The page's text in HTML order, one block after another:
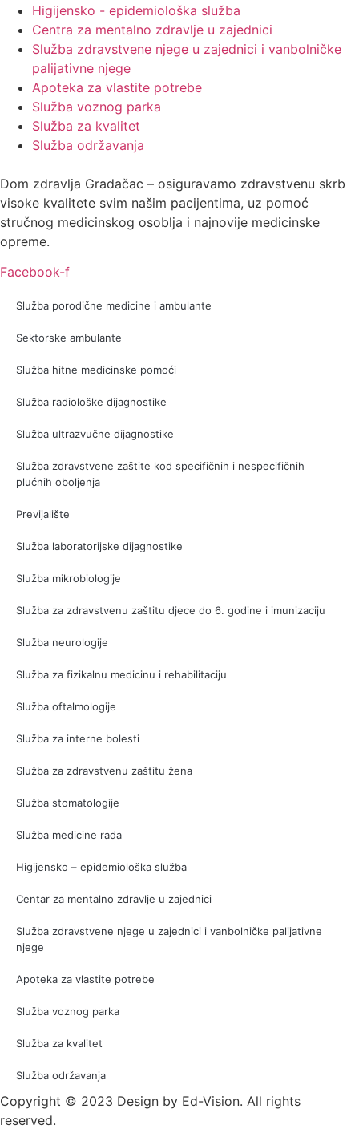
Higijensko - epidemiološka služba
Centra za mentalno zdravlje u zajednici
Služba zdravstvene njege u zajednici i vanbolničke
palijativne njege
Apoteka za vlastite potrebe
Služba voznog parka
Služba za kvalitet
Služba održavanja
Dom zdravlja Gradačac – osiguravamo zdravstvenu skrb
visoke kvalitete svim našim pacijentima, uz pomoć
stručnog medicinskog osoblja i najnovije medicinske
opreme.
Facebook-f
Služba porodične medicine i ambulante
Sektorske ambulante
Služba hitne medicinske pomoći
Služba radiološke dijagnostike
Služba ultrazvučne dijagnostike
Služba zdravstvene zaštite kod specifičnih i nespecifičnih
plućnih oboljenja
Previjalište
Služba laboratorijske dijagnostike
Služba mikrobiologije
Služba za zdravstvenu zaštitu djece do 6. godine i imunizaciju
Služba neurologije
Služba za fizikalnu medicinu i rehabilitaciju
Služba oftalmologije
Služba za interne bolesti
Služba za zdravstvenu zaštitu žena
Služba stomatologije
Služba medicine rada
Higijensko – epidemiološka služba
Centar za mentalno zdravlje u zajednici
Služba zdravstvene njege u zajednici i vanbolničke palijativne
njege
Apoteka za vlastite potrebe
Služba voznog parka
Služba za kvalitet
Služba održavanja
Copyright © 2023 Design by Ed-Vision. All rights
reserved.